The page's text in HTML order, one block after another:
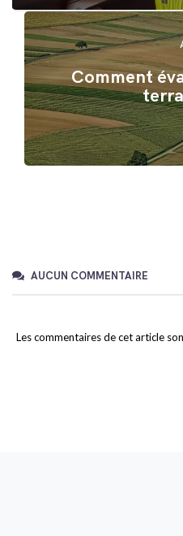
Comment
AUCUN COMMENTAIRE
Les commentaires de cet article